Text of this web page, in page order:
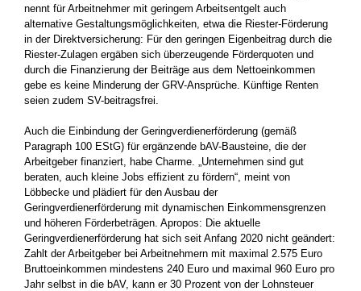
nennt für Arbeitnehmer mit geringem Arbeitsentgelt auch
alternative Gestaltungsmöglichkeiten, etwa die Riester-Förderung
in der Direktversicherung: Für den geringen Eigenbeitrag durch die
Riester-Zulagen ergäben sich überzeugende Förderquoten und
durch die Finanzierung der Beiträge aus dem Nettoeinkommen
gebe es keine Minderung der GRV-Ansprüche. Künftige Renten
seien zudem SV-beitragsfrei.
Auch die Einbindung der Geringverdienerförderung (gemäß
Paragraph 100 EStG) für ergänzende bAV-Bausteine, die der
Arbeitgeber finanziert, habe Charme. „Unternehmen sind gut
beraten, auch kleine Jobs effizient zu fördern“, meint von
Löbbecke und plädiert für den Ausbau der
Geringverdienerförderung mit dynamischen Einkommensgrenzen
und höheren Förderbeträgen. Apropos: Die aktuelle
Geringverdienerförderung hat sich seit Anfang 2020 nicht geändert:
Zahlt der Arbeitgeber bei Arbeitnehmern mit maximal 2.575 Euro
Bruttoeinkommen mindestens 240 Euro und maximal 960 Euro pro
Jahr selbst in die bAV, kann er 30 Prozent von der Lohnsteuer